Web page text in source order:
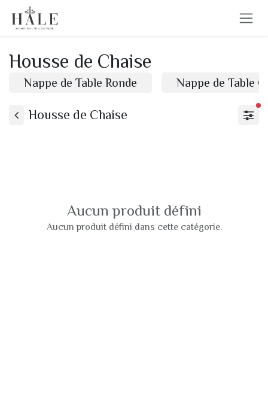
Se rendre au contenu
Housse de Chaise
Nappe de Table Ronde Nappe de Table
Housse de Chaise
Aucun produit défini
Aucun produit défini dans cette catégorie.